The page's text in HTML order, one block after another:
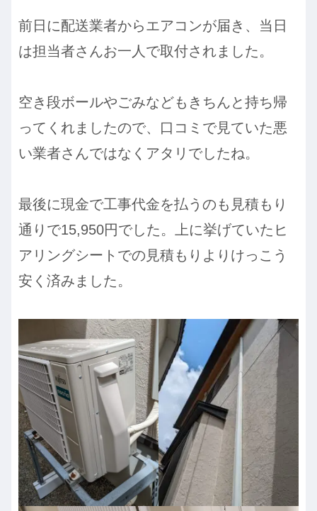
前日に配送業者からエアコンが届き、当日
は担当者さんお一人で取付されました。
空き段ボールやごみなどもきちんと持ち帰
ってくれましたので、口コミで見ていた悪
い業者さんではなくアタリでしたね。
最後に現金で工事代金を払うのも見積もり
通りで15,950円でした。上に挙げていたヒ
アリングシートでの見積もりよりけっこう
安く済みました。